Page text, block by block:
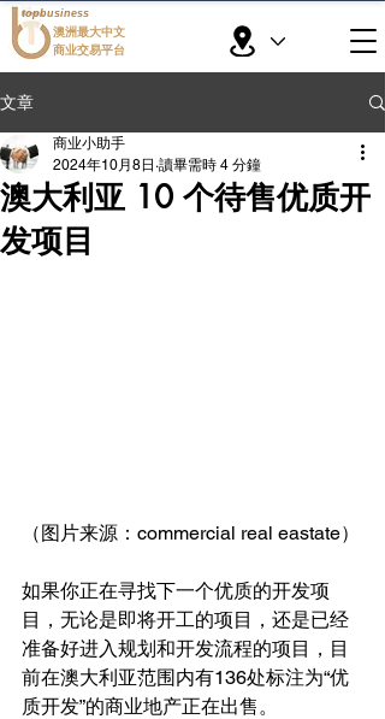
topbusiness
澳洲最大中文
商业交易平台
文章
澳大利亚 10 个待售优质开
发项目
商业小助手
2024年10月8日 讀畢需時 4 分鐘
（图片来源：commercial real eastate）
如果你正在寻找下一个优质的开发项
目，无论是即将开工的项目，还是已经
准备好进入规划和开发流程的项目，目
前在澳大利亚范围内有136处标注为“优
质开发”的商业地产正在出售。